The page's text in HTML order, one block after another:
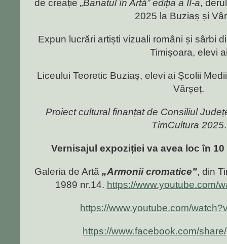
de creație „Banatul în Artă” ediția a II-a,
2025 la Buziaș și
Expun lucrări artiști vizuali români și sârbi
Timișoara, elevi
Liceului Teoretic Buziaș, elevi ai Școlii
Vârșeț.
Proiect cultural finanțat de Consiliul
TimCultura 2025.
Vernisajul expoziției va avea loc în 10
Galeria de Artă „Armonii cromatice”, din
1989 nr.14. https://www.youtube.com/
https://www.youtube.com/
https://www.facebook.com/